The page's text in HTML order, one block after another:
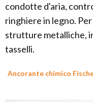
condotte d'aria,
ringhiere in legno.
strutture metalliche,
tasselli.
Ancorante chimico